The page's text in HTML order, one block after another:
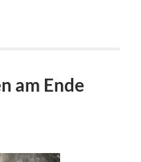
am Ende